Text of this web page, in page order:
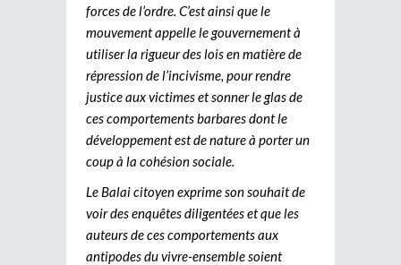
forces de l’ordre. C’est ainsi que le
mouvement appelle le gouvernement à
utiliser la rigueur des lois en matière de
répression de l’incivisme, pour rendre
justice aux victimes et sonner le glas de
ces comportements barbares dont le
développement est de nature à porter un
coup à la cohésion sociale.
Le Balai citoyen exprime son souhait de
voir des enquêtes diligentées et que les
auteurs de ces comportements aux
antipodes du vivre-ensemble soient